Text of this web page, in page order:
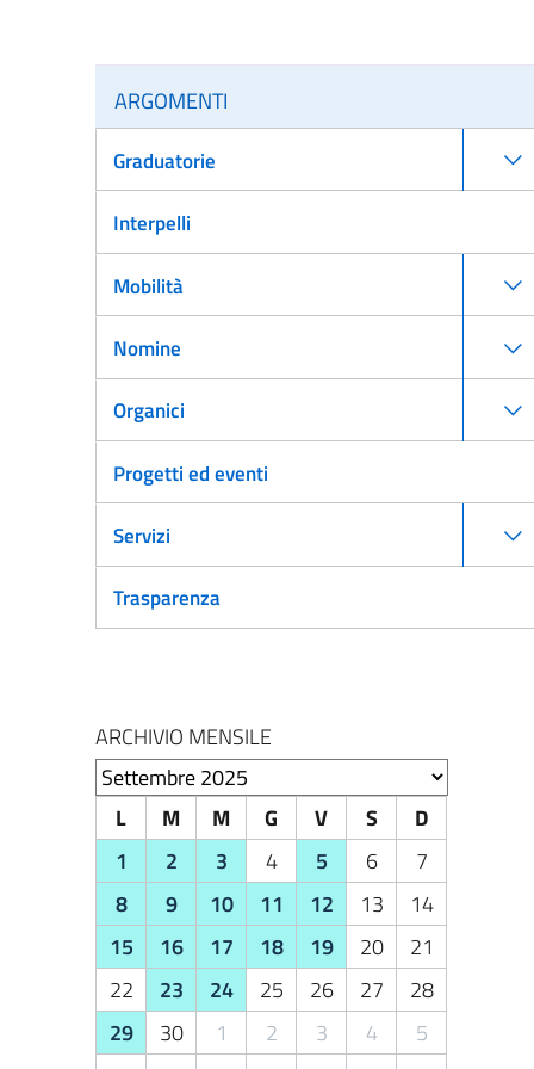
ARGOMENTI
Graduatorie
Interpelli
Mobilità
Nomine
Organici
Progetti ed eventi
Servizi
Trasparenza
ARCHIVIO MENSILE
Seleziona il mese
L
M M G V S
D
1
2 3 4 5 6
7
8
9 10 11 12 13
14
15
16 17 18 19 20
21
22
23 24 25 26 27
28
29
30 1 2 3 4
5